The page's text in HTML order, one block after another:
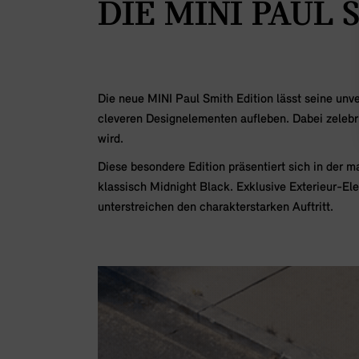
DIE MINI PAUL
Die neue MINI Paul Smith Edition lässt seine
cleveren Designelementen aufleben. Dabei
wird.
Diese besondere Edition präsentiert sich in der
klassisch Midnight Black. Exklusive Exterieur-
unterstreichen den charakterstarken Auftritt.